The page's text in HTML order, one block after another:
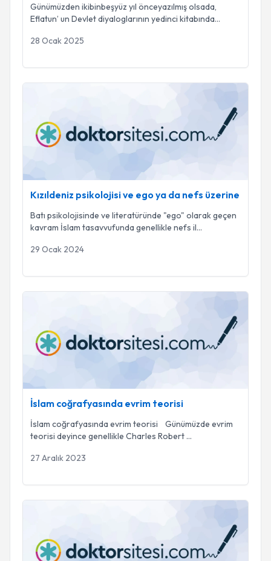
Günümüzden ikibinbeşyüz yıl önceyazılmış olsada,
Eflatun’ un Devlet diyaloglarının yedinci kitabında...
28 Ocak 2025
Kızıldeniz psikolojisi ve ego ya da nefs üzerine
Batı psikolojisinde ve literatüründe "ego" olarak geçen
kavram İslam tasavvufunda genellikle nefs il...
29 Ocak 2024
İslam coğrafyasında evrim teorisi
İslam coğrafyasında evrim teorisi Günümüzde evrim
teorisi deyince genellikle Charles Robert ...
27 Aralık 2023